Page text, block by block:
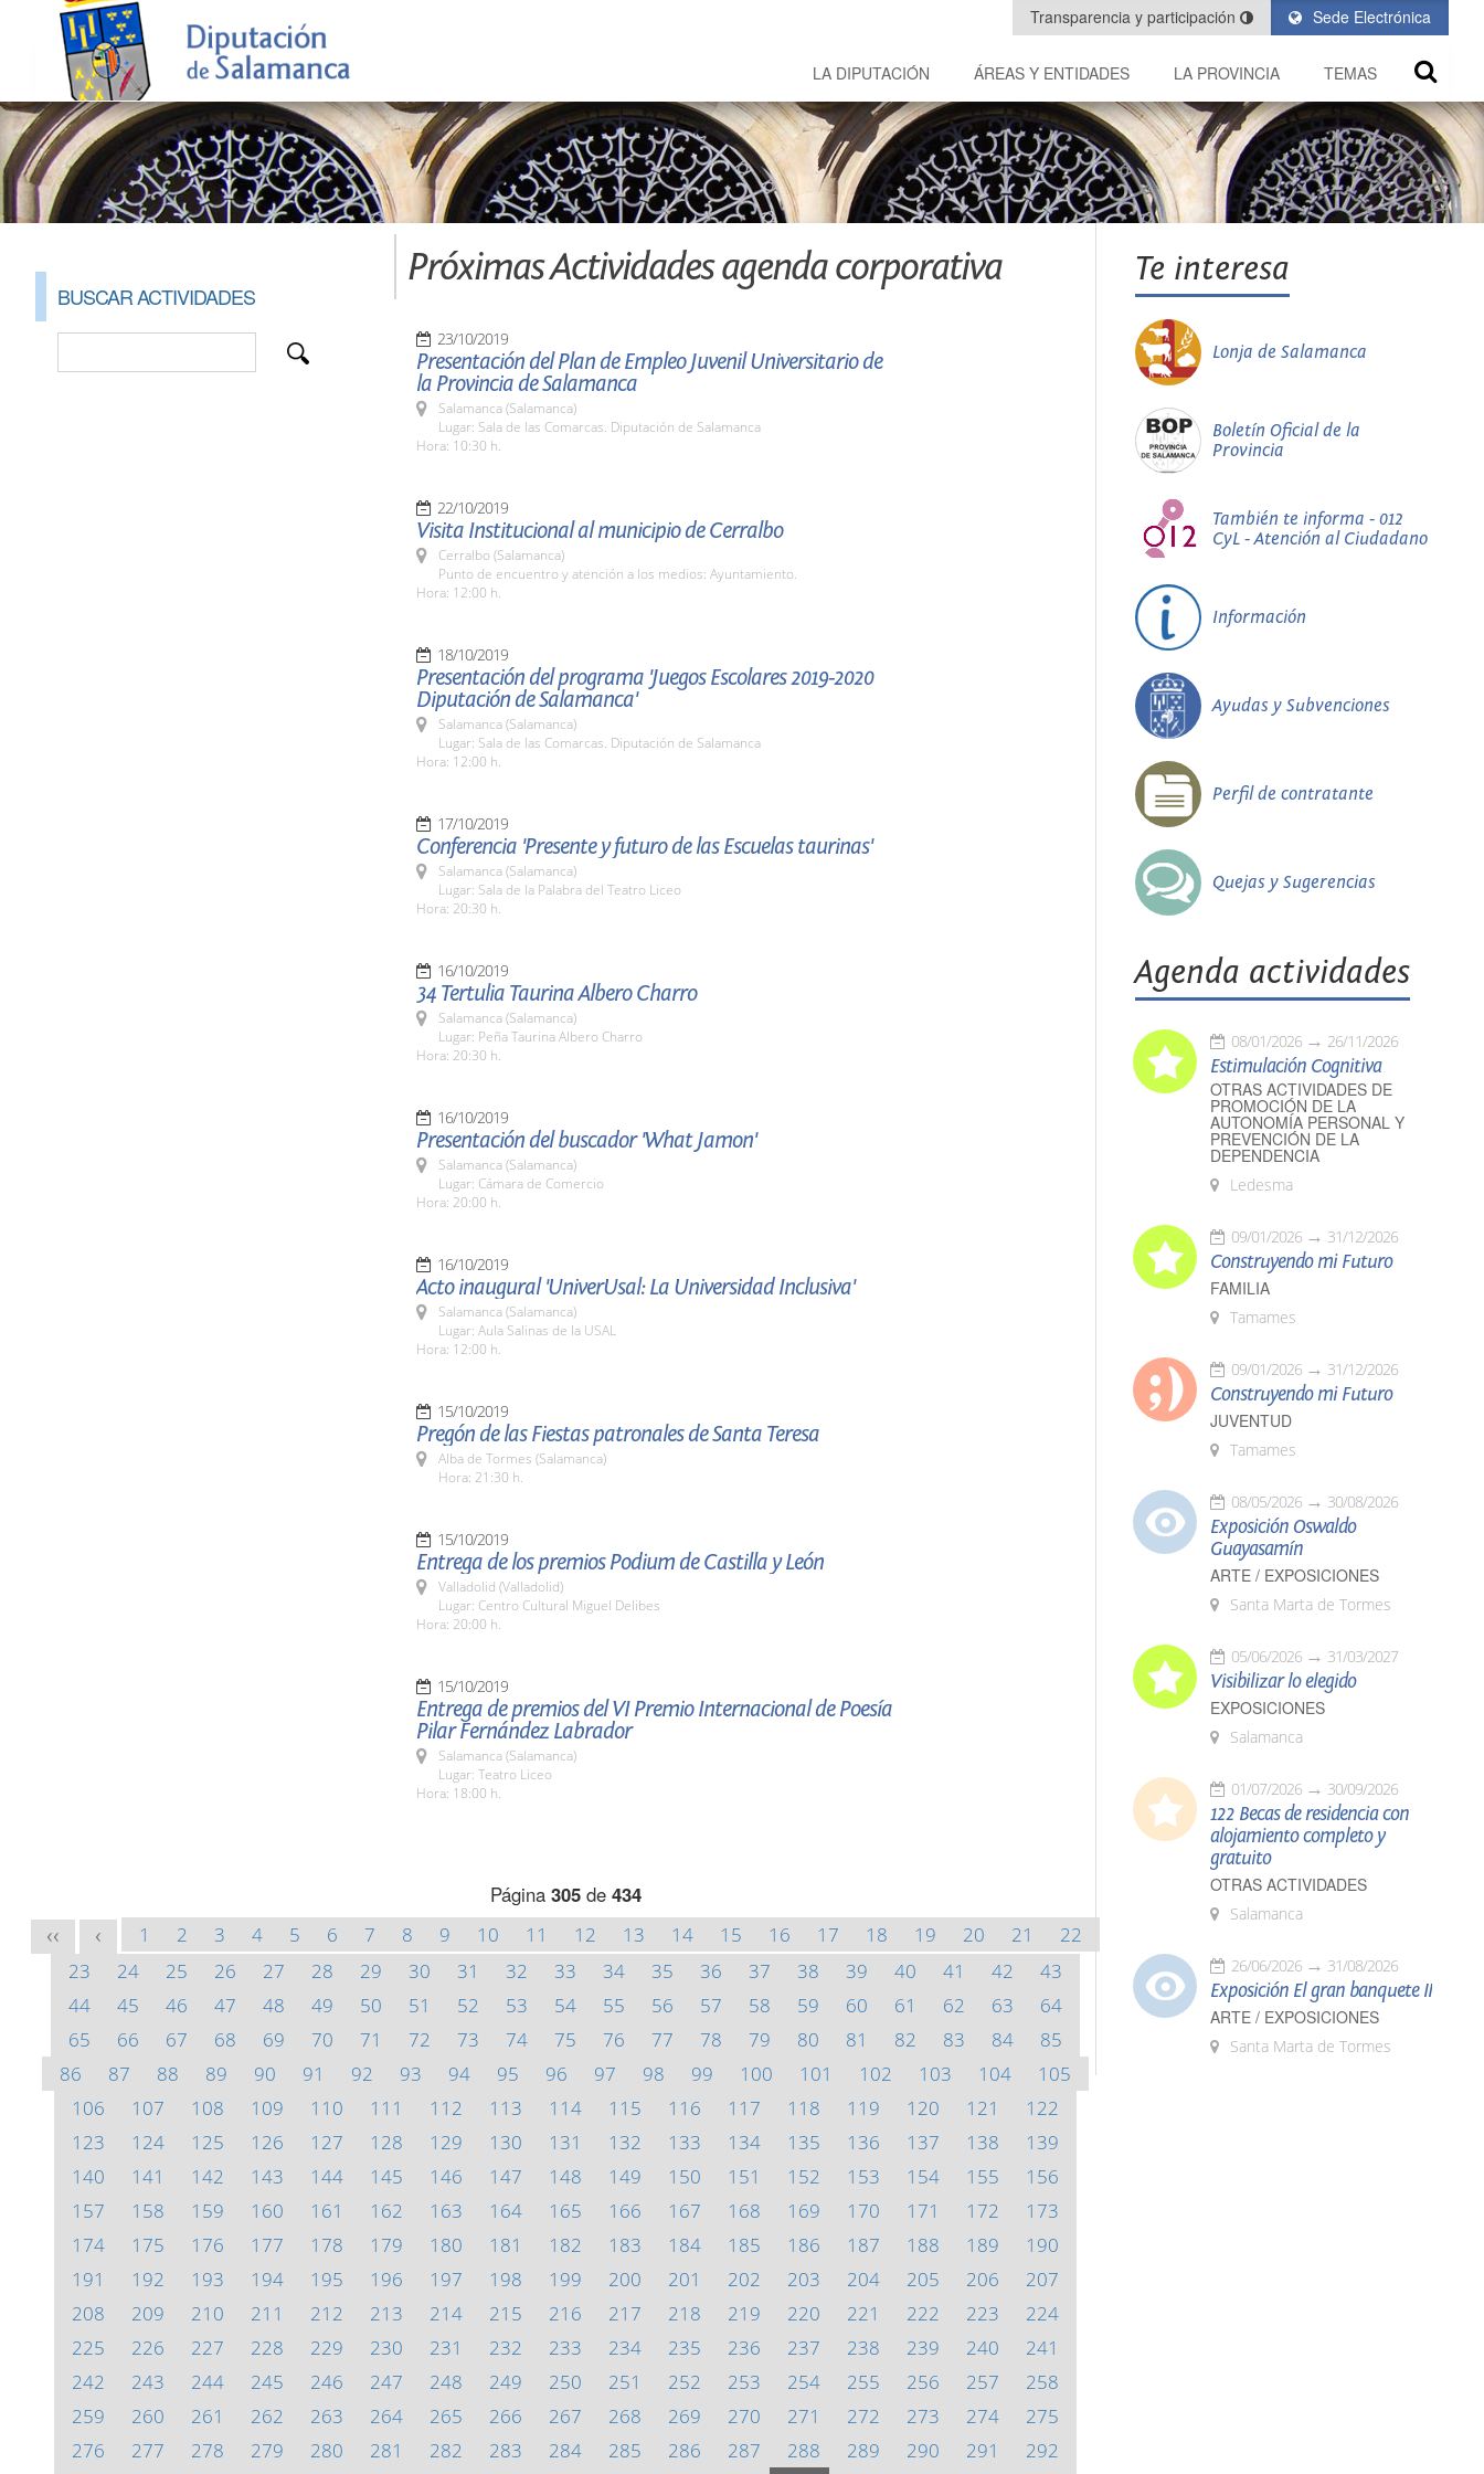
Sede Electrónica
Transparencia y participación
LA DIPUTACIÓN ÁREAS Y ENTIDADES LA PROVINCIA TEMAS
BUSCAR ACTIVIDADES
Próximas Actividades agenda corporativa
23/10/2019
Presentación del Plan de Empleo Juvenil Universitario de
la Provincia de Salamanca
Salamanca (Salamanca)
Lugar: Sala de las Comarcas. Diputación de Salamanca
Hora: 10:30 h.
22/10/2019
Visita Institucional al municipio de Cerralbo
Cerralbo (Salamanca)
Punto de encuentro y atención a los medios: Ayuntamiento.
Hora: 12:00 h.
18/10/2019
Presentación del programa 'Juegos Escolares 2019-2020
Diputación de Salamanca'
Salamanca (Salamanca)
Lugar: Sala de las Comarcas. Diputación de Salamanca
Hora: 12:00 h.
17/10/2019
Conferencia 'Presente y futuro de las Escuelas taurinas'
Salamanca (Salamanca)
Lugar: Sala de la Palabra del Teatro Liceo
Hora: 20:30 h.
16/10/2019
34 Tertulia Taurina Albero Charro
Salamanca (Salamanca)
Lugar: Peña Taurina Albero Charro
Hora: 20:30 h.
16/10/2019
Presentación del buscador 'What Jamon'
Salamanca (Salamanca)
Lugar: Cámara de Comercio
Hora: 20:00 h.
16/10/2019
Acto inaugural 'UniverUsal: La Universidad Inclusiva'
Salamanca (Salamanca)
Lugar: Aula Salinas de la USAL
Hora: 12:00 h.
15/10/2019
Pregón de las Fiestas patronales de Santa Teresa
Alba de Tormes (Salamanca)
Hora: 21:30 h.
15/10/2019
Entrega de los premios Podium de Castilla y León
Valladolid (Valladolid)
Lugar: Centro Cultural Miguel Delibes
Hora: 20:00 h.
15/10/2019
Entrega de premios del VI Premio Internacional de Poesía
Pilar Fernández Labrador
Salamanca (Salamanca)
Lugar: Teatro Liceo
Hora: 18:00 h.
Página 305de 434
<< < 1 2 3 4 5 6 7 8 9 10 11 12 13 14 15 16 17 18 19 20 21
22
23
24 25 26 27 28 29 30 31 32 33 34 35 36 37 38 39 40 41 42
43
44
45 46 47 48 49 50 51 52 53 54 55 56 57 58 59 60 61 62 63
64
65
66 67 68 69 70 71 72 73 74 75 76 77 78 79 80 81 82 83 84
85
86
87 88 89 90 91 92 93 94 95 96 97 98 99 100 101 102 103 104
105
106
107 108 109 110 111 112 113 114 115 116 117 118 119 120 121
122
123
124 125 126 127 128 129 130 131 132 133 134 135 136 137 138
139
140
141 142 143 144 145 146 147 148 149 150 151 152 153 154 155
156
157
158 159 160 161 162 163 164 165 166 167 168 169 170 171 172
173
174
175 176 177 178 179 180 181 182 183 184 185 186 187 188 189
190
191
192 193 194 195 196 197 198 199 200 201 202 203 204 205 206
207
208
209 210 211 212 213 214 215 216 217 218 219 220 221 222 223
224
225
226 227 228 229 230 231 232 233 234 235 236 237 238 239 240
241
242
243 244 245 246 247 248 249 250 251 252 253 254 255 256 257
258
259
260 261 262 263 264 265 266 267 268 269 270 271 272 273 274
275
276
277 278 279 280 281 282 283 284 285 286 287 288 289 290 291
292
Te interesa
Lonja de Salamanca
Boletín Oficial de la
Provincia
También te informa - 012
CyL - Atención al Ciudadano
Información
Ayudas y Subvenciones
Perfil de contratante
Quejas y Sugerencias
Agenda actividades
08/01/2026 26/11/2026
Estimulación Cognitiva
OTRAS ACTIVIDADES DE
PROMOCIÓN DE LA
AUTONOMÍA PERSONAL Y
PREVENCIÓN DE LA
DEPENDENCIA
Ledesma
09/01/2026 31/12/2026
Construyendo mi Futuro
FAMILIA
Tamames
09/01/2026 31/12/2026
Construyendo mi Futuro
JUVENTUD
Tamames
08/05/2026 30/08/2026
Exposición Oswaldo
Guayasamín
ARTE / EXPOSICIONES
Santa Marta de Tormes
05/06/2026 31/03/2027
Visibilizar lo elegido
EXPOSICIONES
Salamanca
01/07/2026 30/09/2026
122 Becas de residencia con
alojamiento completo y
gratuito
OTRAS ACTIVIDADES
Salamanca
26/06/2026 31/08/2026
Exposición El gran banquete II
ARTE / EXPOSICIONES
Santa Marta de Tormes